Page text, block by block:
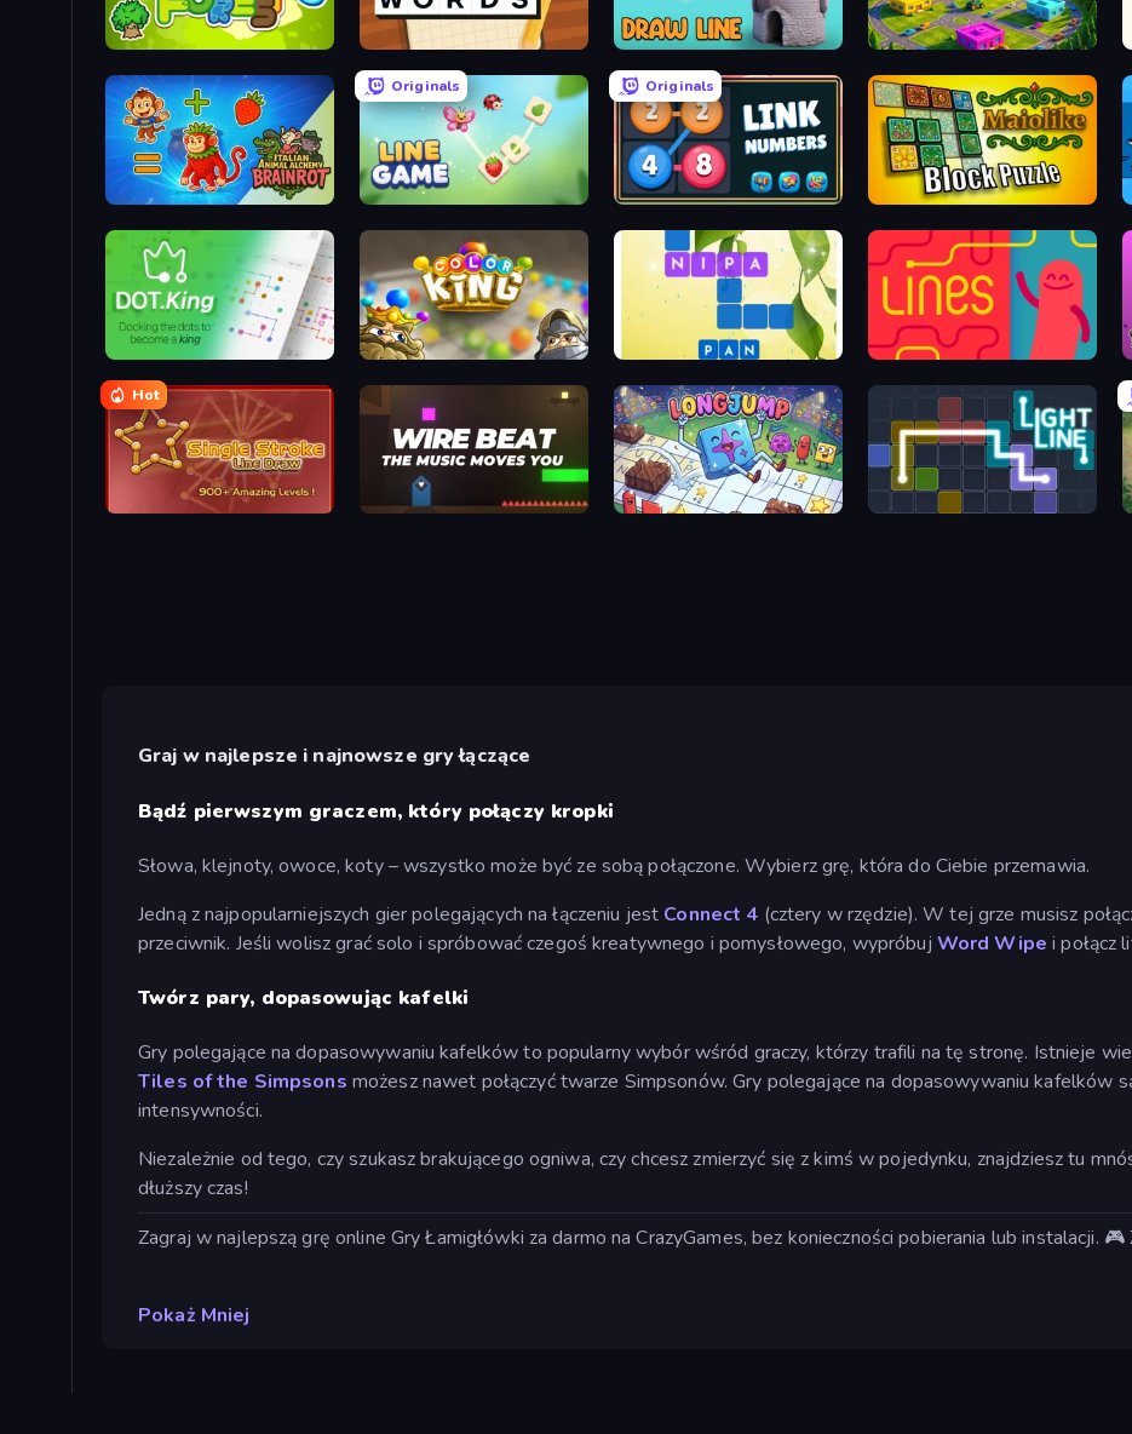
Pocket Forest Simple Words Draw Line Traffic Architect
Originals
Line Game
Originals
2248 Puzzle - Link Numbers Maiolike Block Puzzle
Color King Crossword Connect Lines
Hot
Single Stroke Line Draw Wire Beat Long Jump - A Word Game
Graj w najlepsze i najnowsze gry łączące
Bądź pierwszym graczem, który połączy kropki
Słowa, klejnoty, owoce, koty – wszystko może być ze sobą połączone. Wybierz grę, która do Ciebie przemawia.
Jedną z najpopularniejszych gier polegających na łączeniu jest Connect 4 (cztery w rzędzie). W tej grze musisz
przeciwnik. Jeśli wolisz grać solo i spróbować czegoś kreatywnego i pomysłowego, wypróbuj Word Wipe i połącz
Twórz pary, dopasowując kafelki
Gry polegające na dopasowywaniu kafelków to popularny wybór wśród graczy, którzy trafili na tę stronę. Istnieje
Tiles of the Simpsons możesz nawet połączyć twarze Simpsonów. Gry polegające na dopasowywaniu kafelków
intensywności.
Niezależnie od tego, czy szukasz brakującego ogniwa, czy chcesz zmierzyć się z kimś w pojedynku, znajdziesz tu
dłuższy czas!
Zagraj w najlepszą grę online Gry Łamigłówki za darmo na CrazyGames, bez konieczności pobierania lub instalacji.
Pokaż Mniej